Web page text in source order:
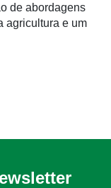
de abordagens
agricultura e um